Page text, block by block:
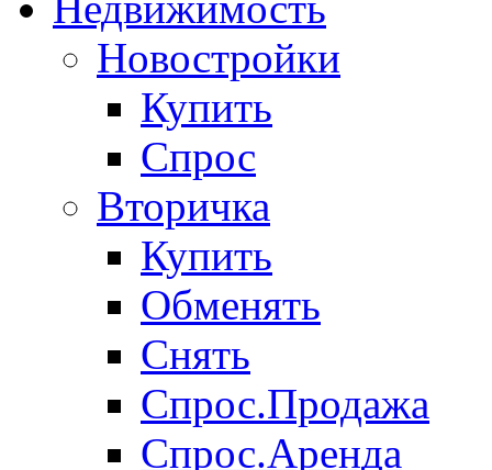
Новостройки
Купить
Спрос
Вторичка
Купить
Обменять
Снять
Спрос.Продажа
Спрос.Аренда